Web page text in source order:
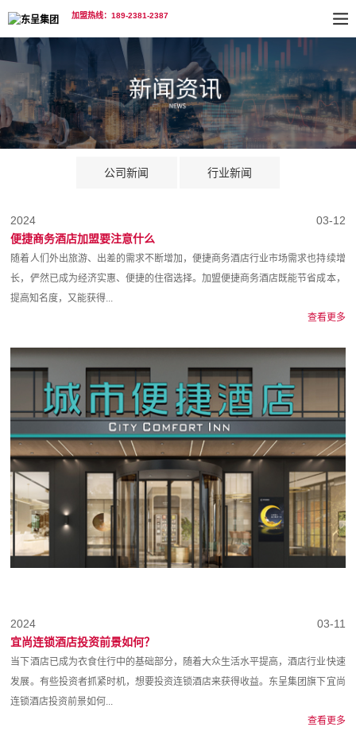
加盟热线：189-2381-2387
公司新闻 行业新闻
03-12
2024
便捷商务酒店加盟要注意什么
随着人们外出旅游、出差的需求不断增加，便捷商务酒店行业市场需求也持续增
长，俨然已成为经济实惠、便捷的住宿选择。加盟便捷商务酒店既能节省成本，
提高知名度，又能获得...
查看更多
03-11
2024
宜尚连锁酒店投资前景如何？
当下酒店已成为衣食住行中的基础部分，随着大众生活水平提高，酒店行业快速
发展。有些投资者抓紧时机，想要投资连锁酒店来获得收益。东呈集团旗下宜尚
连锁酒店投资前景如何...
查看更多